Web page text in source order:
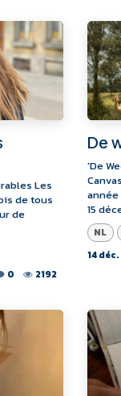
Les
de tous
de
0 2192
De
'De
année
15
NL
14